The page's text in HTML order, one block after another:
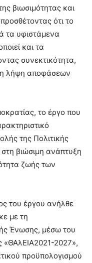
βιωσιμότητας και
ότι το
τα υφιστάμενα
και τα
συνεκτικότητα,
λήψη αποφάσεων
το έργο που
της Πολιτικής
βιώσιμη ανάπτυξη
ζωής των
του έργου ανήλθε
με τη
Ένωσης, μέσω του
«ΘΑλΕΙΑ2021-2027»,
προϋπολογισμού